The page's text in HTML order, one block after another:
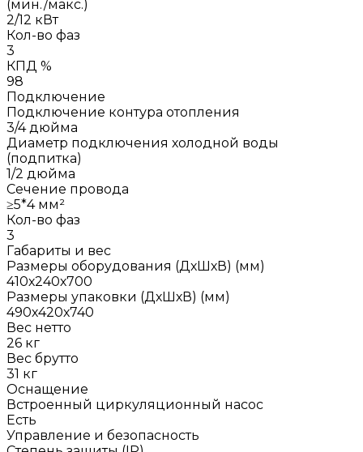
(мин./макс.)
2/12 кВт
Кол-во фаз
3
КПД %
98
Подключение
Подключение контура отопления
3/4 дюйма
Диаметр подключения холодной воды
(подпитка)
1/2 дюйма
Сечение провода
≥5*4 мм²
Кол-во фаз
3
Габариты и вес
Размеры оборудования (ДхШхВ) (мм)
410х240х700
Размеры упаковки (ДхШхВ) (мм)
490х420х740
Вес нетто
26 кг
Вес брутто
31 кг
Оснащение
Встроенный циркуляционный насос
Есть
Управление и безопасность